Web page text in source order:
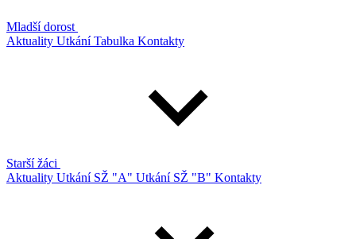
Mladší dorost
Aktuality UtkáníTabulka Kontakty
Starší žáci
Aktuality Utkání SŽ "A" Utkání SŽ "B" Kontakty